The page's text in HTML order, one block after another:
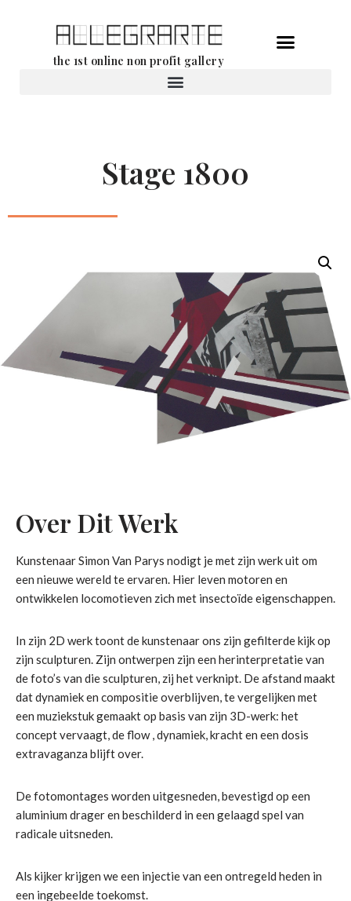
the 1st online non profit gallery
Stage 1800
Over Dit Werk
Kunstenaar Simon Van Parys nodigt je met zijn werk uit om
een ​​nieuwe wereld te ervaren. Hier leven motoren en
ontwikkelen locomotieven zich met insectoïde eigenschappen.
In zijn 2D werk toont de kunstenaar ons zijn gefilterde kijk op
zijn sculpturen. Zijn ontwerpen zijn een herinterpretatie van
de foto’s van die sculpturen, zij het verknipt. De afstand maakt
dat dynamiek en compositie overblijven, te vergelijken met
een muziekstuk gemaakt op basis van zijn 3D-werk: het
concept vervaagt, de flow , dynamiek, kracht en een dosis
extravaganza blijft over.
De fotomontages worden uitgesneden, bevestigd op een
aluminium drager en beschilderd in een gelaagd spel van
radicale uitsneden.
Als kijker krijgen we een injectie van een ontregeld heden in
een ingebeelde toekomst.